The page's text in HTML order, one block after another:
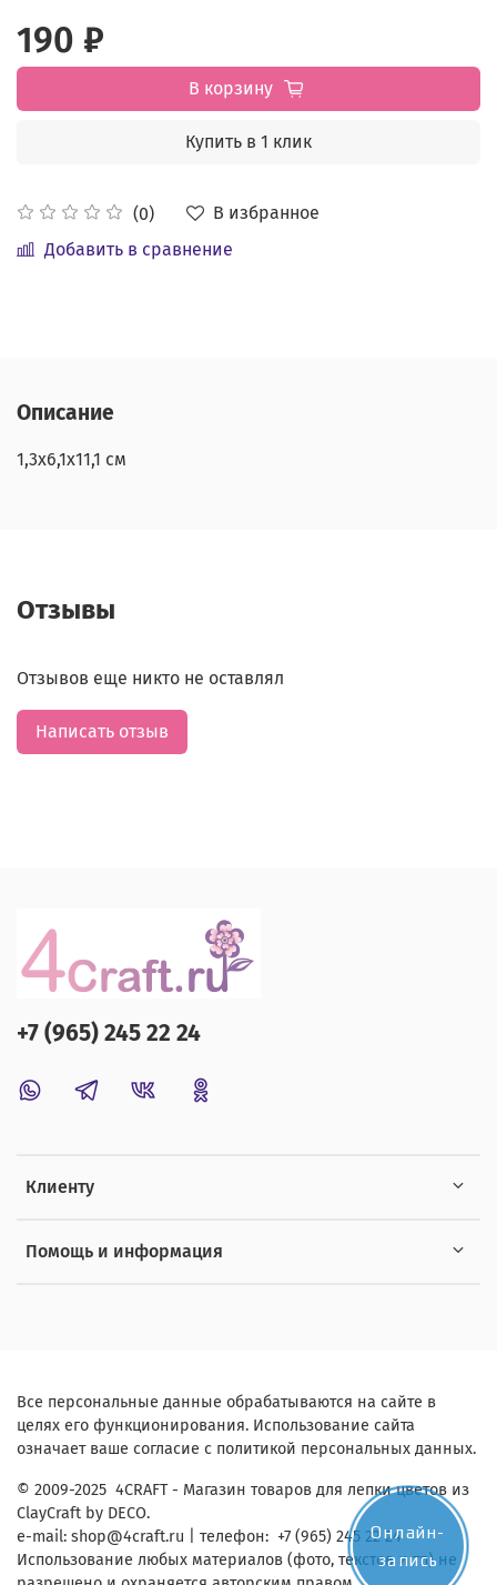
(0)
В избранное
Добавить в сравнение
190 ₽
В корзину
Купить в 1 клик
Описание
1,3х6,1х11,1 см
Отзывы
Отзывов еще никто не оставлял
Написать отзыв
Клиенту
Помощь и информация
+7 (965) 245 22 24
Все персональные данные обрабатываются на сайте в
целях его функционирования. Использование сайта
означает ваше согласие с политикой персональных данных.
© 2009-2025 4CRAFT - Магазин товаров для лепки цветов из
ClayCraft by DECO.
e-mail: shop@4craft.ru | телефон: +7 (965) 245 22 24
Использование любых материалов (фото, текстов и тп) не
Онлайн-
запись